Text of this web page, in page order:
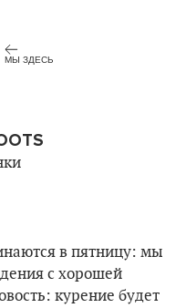
МЫ ЗДЕСЬ
в пятницу: мы
с хорошей
курение будет